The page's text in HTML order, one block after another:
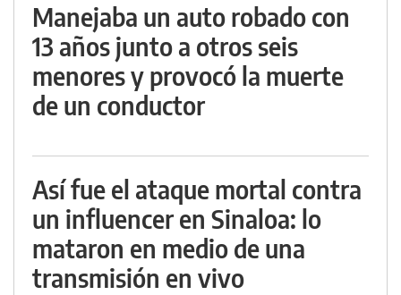
Manejaba un auto robado con
13 años junto a otros seis
menores y provocó la muerte
de un conductor
Así fue el ataque mortal contra
un influencer en Sinaloa: lo
mataron en medio de una
transmisión en vivo